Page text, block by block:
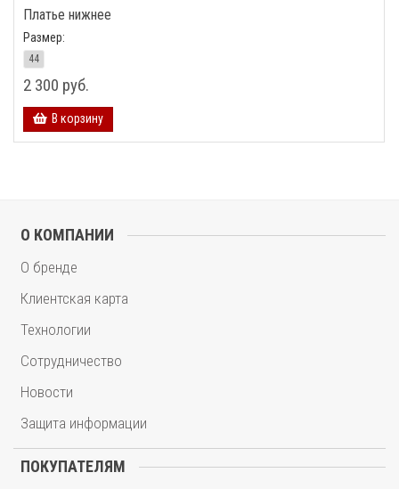
Платье нижнее
Размер:
44
2 300 руб.
В корзину
О КОМПАНИИ
О бренде
Клиентская карта
Технологии
Сотрудничество
Новости
Защита информации
ПОКУПАТЕЛЯМ